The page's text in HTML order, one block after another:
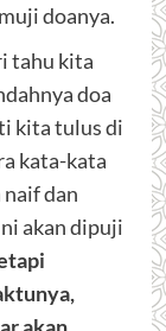
doanya.
tahu kita
doa
kita tulus di
kata-kata
dan
akan dipuji